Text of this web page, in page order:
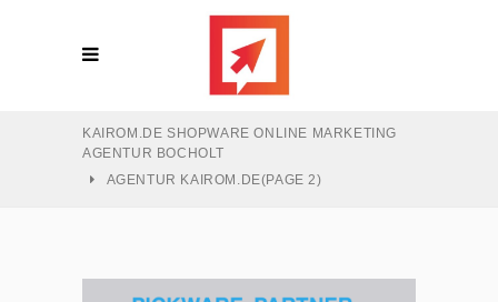
KAIROM.DE SHOPWARE ONLINE MARKETING
AGENTUR BOCHOLT
AGENTUR KAIROM.DE(PAGE 2)